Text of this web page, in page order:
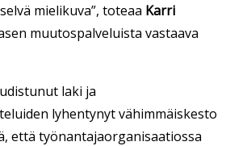
mielikuva”, toteaa Karri
muutospalveluista vastaava
laki ja
lyhentynyt vähimmäiskesto
että työnantajaorganisaatiossa